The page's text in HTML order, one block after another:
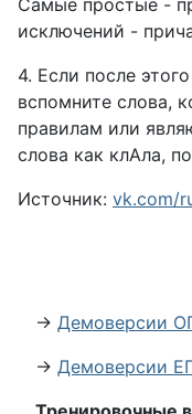
Самые простые -
исключений -
4. Если после
вспомните слова,
правилам или
слова как клАла,
Источник: vk.com/
→ Демоверсии
→ Демоверсии